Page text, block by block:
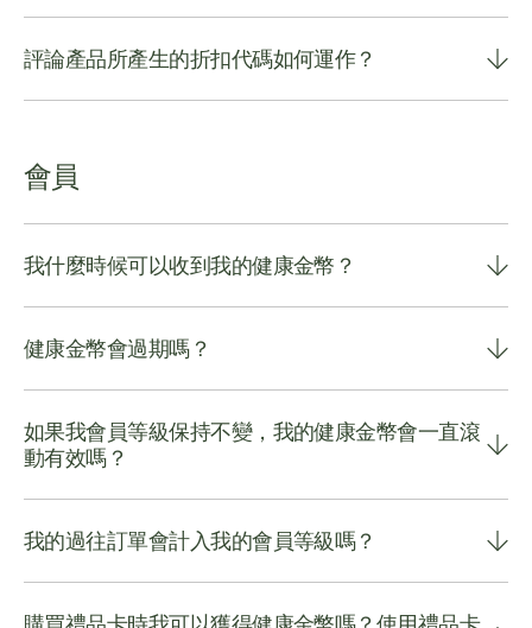
評論產品所產生的折扣代碼如何運作？
會員
我什麼時候可以收到我的健康金幣？
健康金幣會過期嗎？
如果我會員等級保持不變，我的健康金幣會一直滾
動有效嗎？
我的過往訂單會計入我的會員等級嗎？